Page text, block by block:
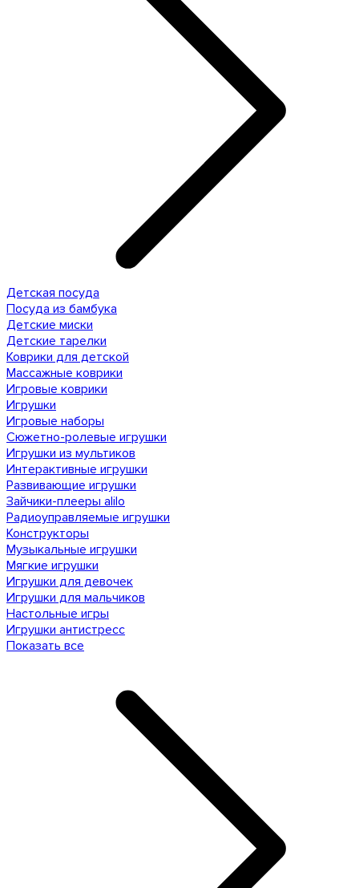
Детская посуда
Посуда из бамбука
Детские миски
Детские тарелки
Коврики для детской
Массажные коврики
Игровые коврики
Игрушки
Игровые наборы
Сюжетно-ролевые игрушки
Игрушки из мультиков
Интерактивные игрушки
Развивающие игрушки
Зайчики-плееры alilo
Радиоуправляемые игрушки
Конструкторы
Музыкальные игрушки
Мягкие игрушки
Игрушки для девочек
Игрушки для мальчиков
Настольные игры
Игрушки антистресс
Показать все